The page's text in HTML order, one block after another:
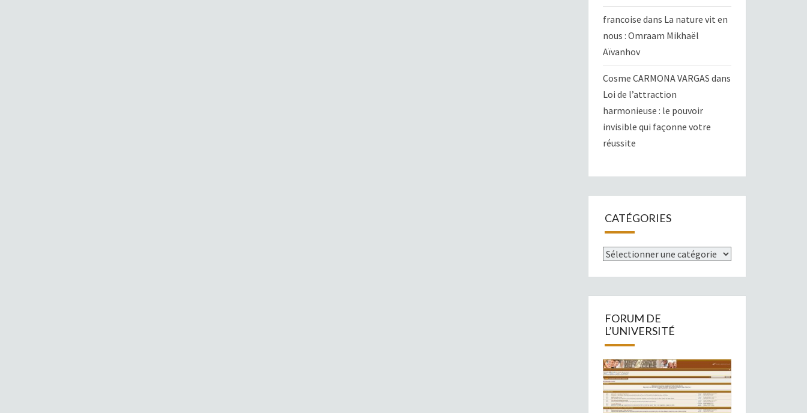
francoise dans La nature vit en
nous : Omraam Mikhaël
Aïvanhov
Cosme CARMONA VARGAS dans
Loi de l’attraction
harmonieuse : le pouvoir
invisible qui façonne votre
réussite
CATÉGORIES
Catégories
FORUM DE
L’UNIVERSITÉ